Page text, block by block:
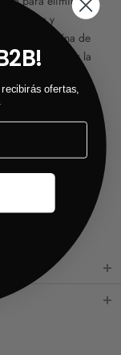
hidrata y
con proteína de
para calmar la
y
que respete el
frescura y
ofertas,